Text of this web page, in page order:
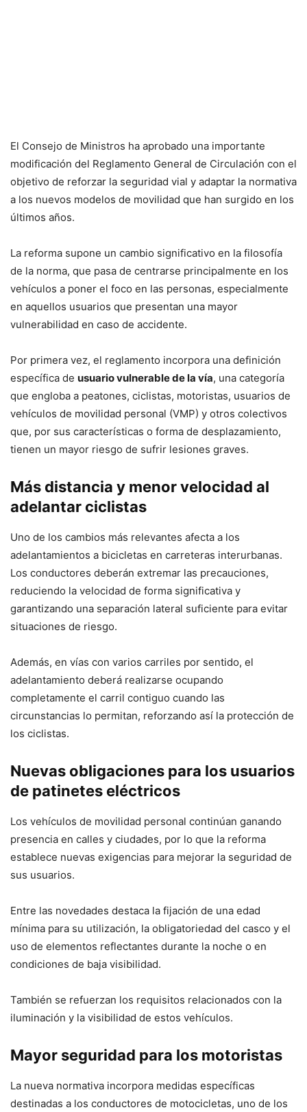
El Consejo de Ministros ha aprobado una importante
modificación del Reglamento General de Circulación con el
objetivo de reforzar la seguridad vial y adaptar la normativa
a los nuevos modelos de movilidad que han surgido en los
últimos años.
La reforma supone un cambio significativo en la filosofía
de la norma, que pasa de centrarse principalmente en los
vehículos a poner el foco en las personas, especialmente
en aquellos usuarios que presentan una mayor
vulnerabilidad en caso de accidente.
Por primera vez, el reglamento incorpora una definición
específica de usuario vulnerable de la vía, una categoría
que engloba a peatones, ciclistas, motoristas, usuarios de
vehículos de movilidad personal (VMP) y otros colectivos
que, por sus características o forma de desplazamiento,
tienen un mayor riesgo de sufrir lesiones graves.
Más distancia y menor velocidad al
adelantar ciclistas
Uno de los cambios más relevantes afecta a los
adelantamientos a bicicletas en carreteras interurbanas.
Los conductores deberán extremar las precauciones,
reduciendo la velocidad de forma significativa y
garantizando una separación lateral suficiente para evitar
situaciones de riesgo.
Además, en vías con varios carriles por sentido, el
adelantamiento deberá realizarse ocupando
completamente el carril contiguo cuando las
circunstancias lo permitan, reforzando así la protección de
los ciclistas.
Nuevas obligaciones para los usuarios
de patinetes eléctricos
Los vehículos de movilidad personal continúan ganando
presencia en calles y ciudades, por lo que la reforma
establece nuevas exigencias para mejorar la seguridad de
sus usuarios.
Entre las novedades destaca la fijación de una edad
mínima para su utilización, la obligatoriedad del casco y el
uso de elementos reflectantes durante la noche o en
condiciones de baja visibilidad.
También se refuerzan los requisitos relacionados con la
iluminación y la visibilidad de estos vehículos.
Mayor seguridad para los motoristas
La nueva normativa incorpora medidas específicas
destinadas a los conductores de motocicletas, uno de los